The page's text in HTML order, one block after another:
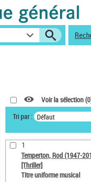
Voir la sélection (0
Tri par : Défaut
1
Temperton, Rod (1947-
[Thriller]
Titre uniforme musical